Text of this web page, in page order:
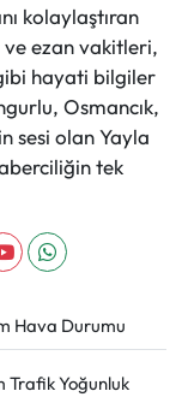
kolaylaştıran
ezan vakitleri,
hayati bilgiler
Osmancık,
sesi olan Yayla
tek
Hava Durumu
Trafik Yoğunluk